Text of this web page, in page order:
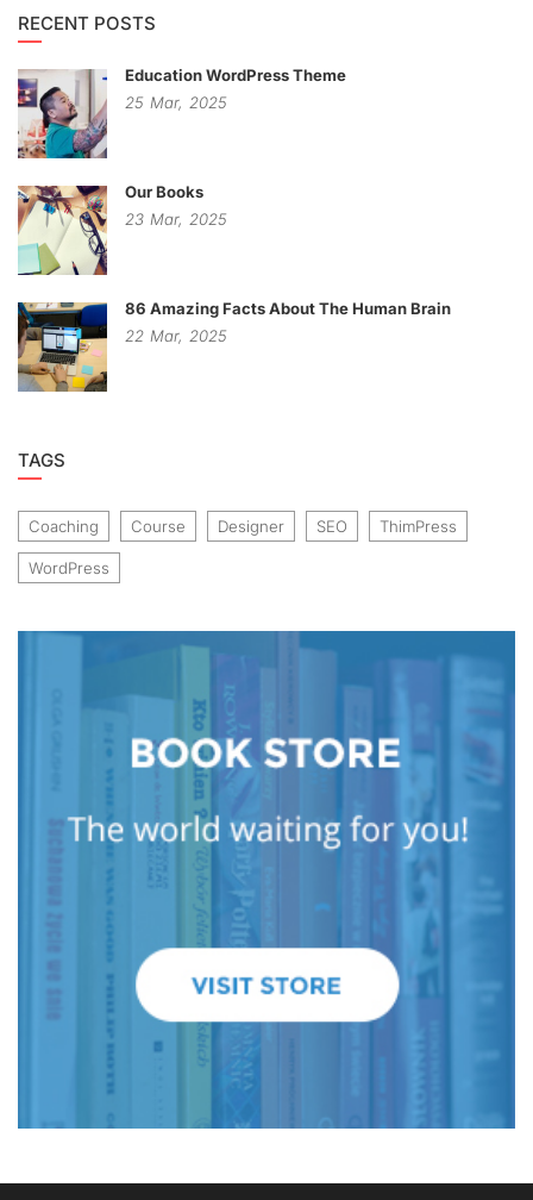
RECENT POSTS
Education WordPress Theme
25 Mar, 2025
Our Books
23 Mar, 2025
86 Amazing Facts About The Human Brain
22 Mar, 2025
TAGS
Coaching Course Designer SEO ThimPress
WordPress